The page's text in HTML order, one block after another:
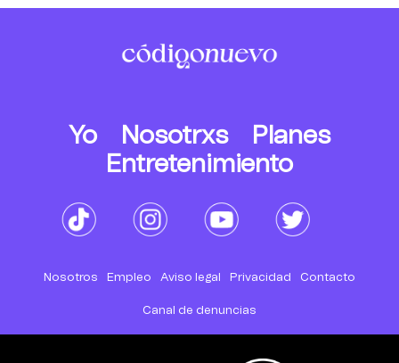
Yo Nosotrxs
Planes
Entretenimiento
Nosotros Empleo Aviso legal Privacidad Contacto
Canal de denuncias